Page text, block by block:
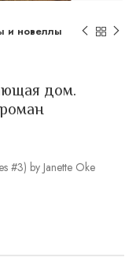
и новеллы
дом.
#3) by Janette Oke